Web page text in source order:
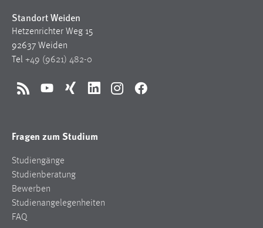
Standort Weiden
Hetzenrichter Weg 15
92637 Weiden
Tel +49 (9621) 482-0
RSS YouTubeXing LinkedInInstagramFacebook
Fragen zum Studium
Studiengänge
Studienberatung
Bewerben
Studienangelegenheiten
FAQ
Chat
Name:
chat-frame-style-5e9dbeb1811c0446
Cookie Laufzeit:
MibewSessionID, mibew-chat-frame-style-
Jahre, MIBEW_UserID = 1 Jahr